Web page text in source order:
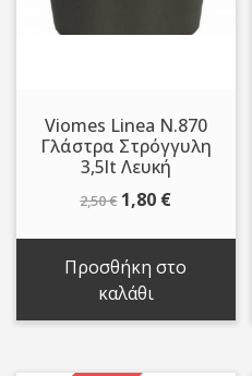
Viomes Linea N.870
Γλάστρα Στρόγγυλη
3,5lt Λευκή
2,50€ Original
2,50 €.
1,80 €Η
είναι:
Προσθήκη στο
καλάθι